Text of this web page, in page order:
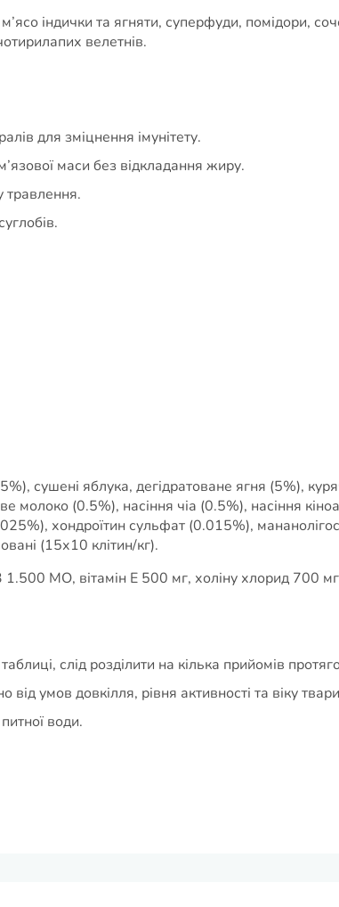
індички та ягняти, суперфуди, помідори,
велетнів.
для зміцнення імунітету.
маси без відкладання жиру.
травлення.
сушені яблука, дегідратоване ягня (5%),
молоко (0.5%), насіння чіа (0.5%), насіння
хондроїтин сульфат (0.015%),
(15х10 клітин/кг).
МО, вітамін Е 500 мг, холіну хлорид 700
слід розділити на кілька прийомів
умов довкілля, рівня активності та віку
води.